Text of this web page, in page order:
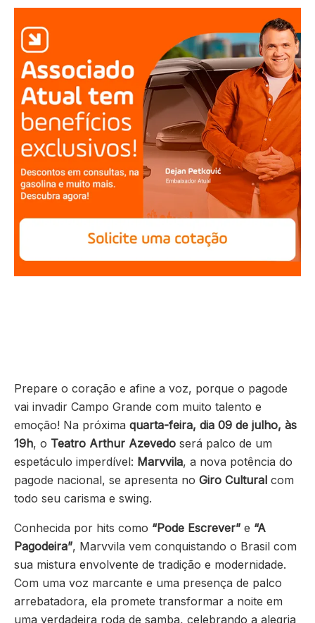
Prepare o coração e afine a voz, porque o pagode
vai invadir Campo Grande com muito talento e
emoção! Na próxima quarta-feira, dia 09 de julho, às
19h, o Teatro Arthur Azevedo será palco de um
espetáculo imperdível: Marvvila, a nova potência do
pagode nacional, se apresenta no Giro Cultural com
todo seu carisma e swing.
Conhecida por hits como “Pode Escrever” e “A
Pagodeira”, Marvvila vem conquistando o Brasil com
sua mistura envolvente de tradição e modernidade.
Com uma voz marcante e uma presença de palco
arrebatadora, ela promete transformar a noite em
uma verdadeira roda de samba, celebrando a alegria